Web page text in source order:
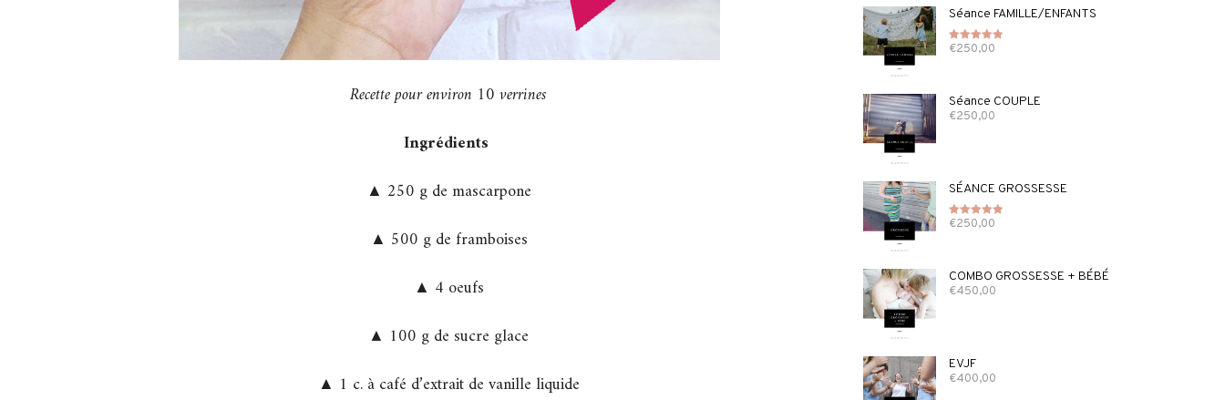
Recette pour environ 10verrines
Ingrédients
▲ 250 g de mascarpone
▲ 500 g de framboises
▲ 4 oeufs
▲ 100 g de sucre glace
▲ 1 c. à café d’extrait de vanille liquide
Séance FAMILLE/ENFANTS
Note5.00
€250,00
Séance COUPLE
€250,00
SÉANCE GROSSESSE
Note5.00
€250,00
COMBO GROSSESSE + BÉBÉ
€450,00
EVJF
€400,00